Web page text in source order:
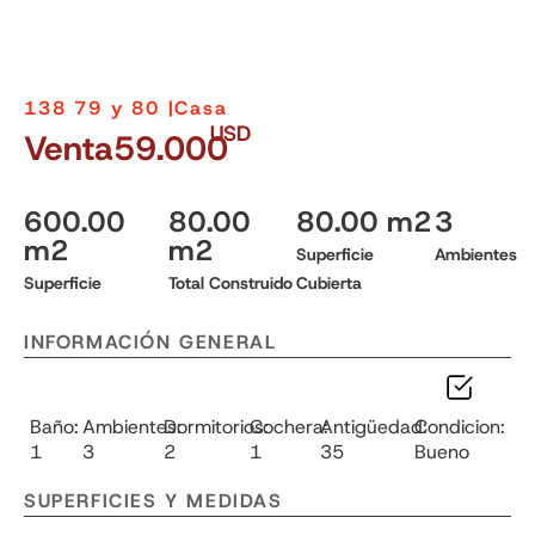
138 79 y 80 |Casa
Venta59.000USD
600.00
m2
Superficie
80.00
m2
Total Construido
80.00 m2
Superficie
Cubierta
3
Ambientes
INFORMACIÓN GENERAL
Baño:
1
Ambientes:
3
Dormitorios:
2
Cochera:
1
Antigüedad:
35
Condicion:
Bueno
SUPERFICIES Y MEDIDAS